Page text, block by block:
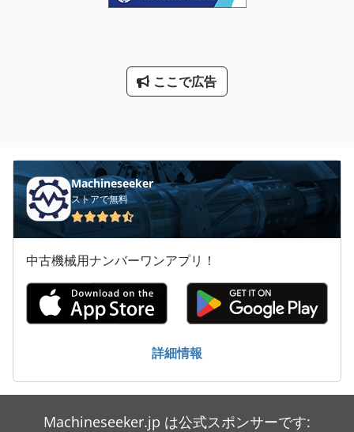
ここで広告
Machineseeker
ストアで無料
中古機械用ナンバーワンアプリ！
詳細情報
Machineseeker.jp は公式スポンサーです: